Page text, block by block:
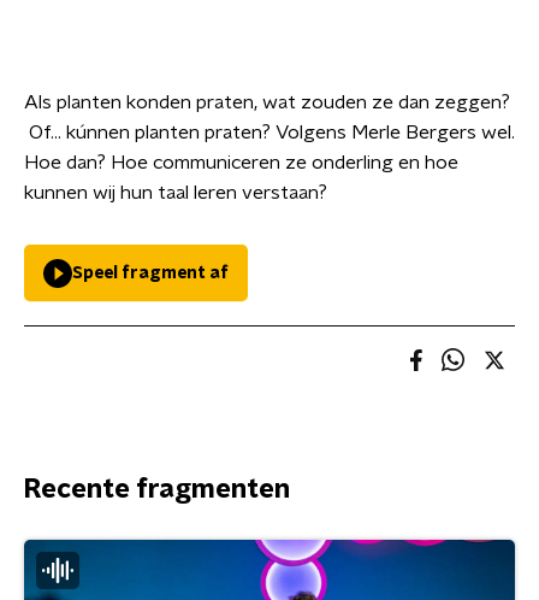
Als planten konden praten, wat zouden ze dan zeggen?
Of... kúnnen planten praten? Volgens Merle Bergers wel.
Hoe dan? Hoe communiceren ze onderling en hoe
kunnen wij hun taal leren verstaan?
Speel fragment af
Recente fragmenten